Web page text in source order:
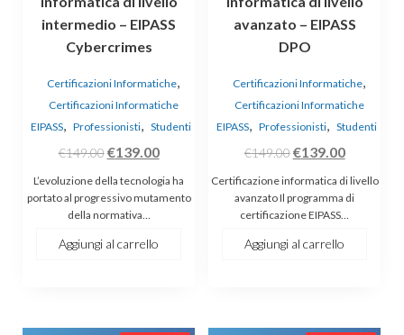
intermedio – EIPASS
Cybercrimes
Certificazioni Informatiche,
Certificazioni Informatiche
EIPASS, Professionisti, Studenti
€149.00 Il
prezzo
originale
era:
€149.00.
€139.00Il
prezzo
attuale
L’evoluzione della tecnologia ha
portato al progressivo mutamento
della normativa…
Aggiungi al carrello
avanzato – EIPASS
DPO
Certificazioni Informatiche,
Certificazioni Informatiche
EIPASS, Professionisti, Studenti
€149.00Il
prezzo
originale
era:
€149.00.
€139.00Il
prezzo
attuale
è:
Certificazione informatica di livello
avanzato Il programma di
certificazione EIPASS…
Aggiungi al carrello